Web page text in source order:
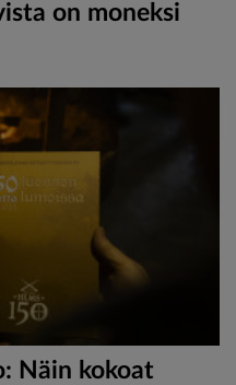
on moneksi
Näin kokoat